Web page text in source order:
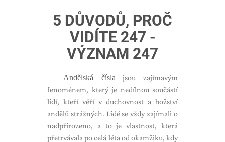
5 DŮVODŮ, PROČ
VIDÍTE 247 -
VÝZNAM 247
Andělská čísla jsou zajímavým
fenoménem, ​​který je nedílnou součástí
lidí, kteří věří v duchovnost a božství
andělů strážných. Lidé se vždy zajímali o
nadpřirozeno, a to je vlastnost, která
přetrvávala po celá léta od okamžiku, kdy